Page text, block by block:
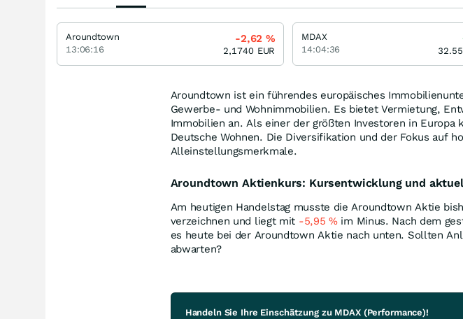
Aroundtown ist ein führendes europäisches
Gewerbe- und Wohnimmobilien. Es bietet Vermietung,
Immobilien an. Als einer der größten Investoren in Europa
Deutsche Wohnen. Die Diversifikation und der Fokus auf
Alleinstellungsmerkmale.
Aroundtown Aktienkurs: Kursentwicklung und
Am heutigen Handelstag musste die Aroundtown Aktie
verzeichnen und liegt mit -5,95%im Minus. Nach dem
es heute bei der Aroundtown Aktie nach unten. Sollten
abwarten?
Handeln Sie Ihre Einschätzung zu MDAX (Performance)!
Aroundtown
13:06:16
-2,62 %
2,1740 EUR
MDAX
14:04:36